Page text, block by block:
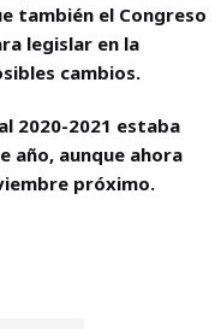
también el Congreso
legislar en la
cambios.
2020-2021 estaba
año, aunque ahora
próximo.